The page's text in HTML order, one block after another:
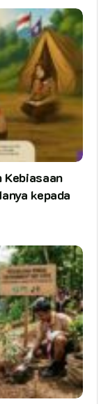
Kebiasaan
kepada